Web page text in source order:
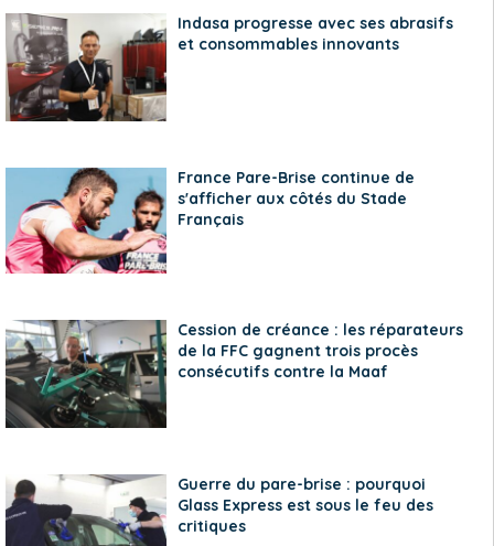
Indasa progresse avec ses abrasifs
et consommables innovants
France Pare-Brise continue de
s'afficher aux côtés du Stade
Français
Cession de créance : les réparateurs
de la FFC gagnent trois procès
consécutifs contre la Maaf
Guerre du pare-brise : pourquoi
Glass Express est sous le feu des
critiques